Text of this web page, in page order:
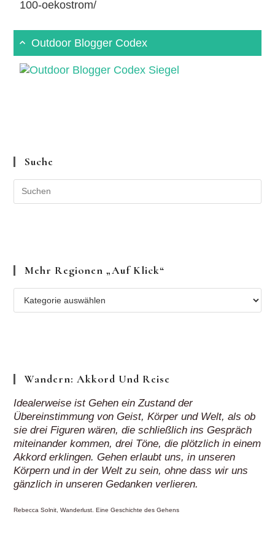
100-oekostrom/
Outdoor Blogger Codex
Suche
Mehr Regionen „auf Klick“
Regionen
Wandern: Akkord Und Reise
Idealerweise ist Gehen ein Zustand der
Übereinstimmung von Geist, Körper und Welt, als ob
sie drei Figuren wären, die schließlich ins Gespräch
miteinander kommen, drei Töne, die plötzlich in einem
Akkord erklingen. Gehen erlaubt uns, in unseren
Körpern und in der Welt zu sein, ohne dass wir uns
gänzlich in unseren Gedanken verlieren.
Rebecca Solnit, Wanderlust. Eine Geschichte des Gehens